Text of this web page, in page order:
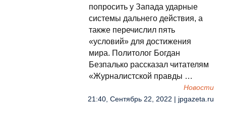
попросить у Запада ударные
системы дальнего действия, а
также перечислил пять
«условий» для достижения
мира. Политолог Богдан
Безпалько рассказал читателям
«Журналистской правды …
Новости
21:40, Сентябрь 22, 2022 | jpgazeta.ru